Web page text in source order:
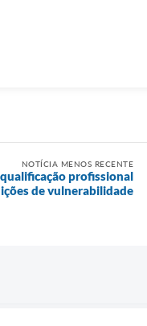
NOTÍCIA MENOS RECENTE
profissional
de vulnerabilidade